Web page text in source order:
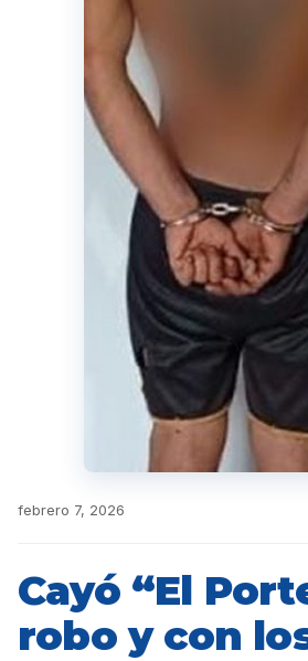
febrero 7, 2026
Cayó “El
robo y con